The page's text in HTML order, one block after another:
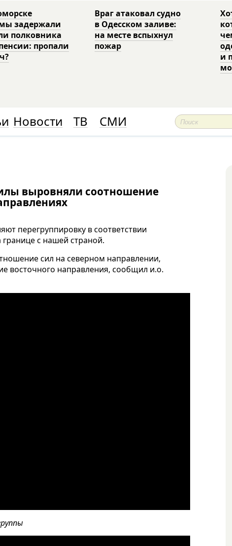
задержали
полковника
пропали
Враг атаковал судно
в Одесском заливе:
на месте вспыхнул
пожар
и
Новости ТВ СМИ
выровняли соотношение
перегруппировку в соответствии
с нашей страной.
сил на северном направлении,
восточного направления, сообщил и.о.